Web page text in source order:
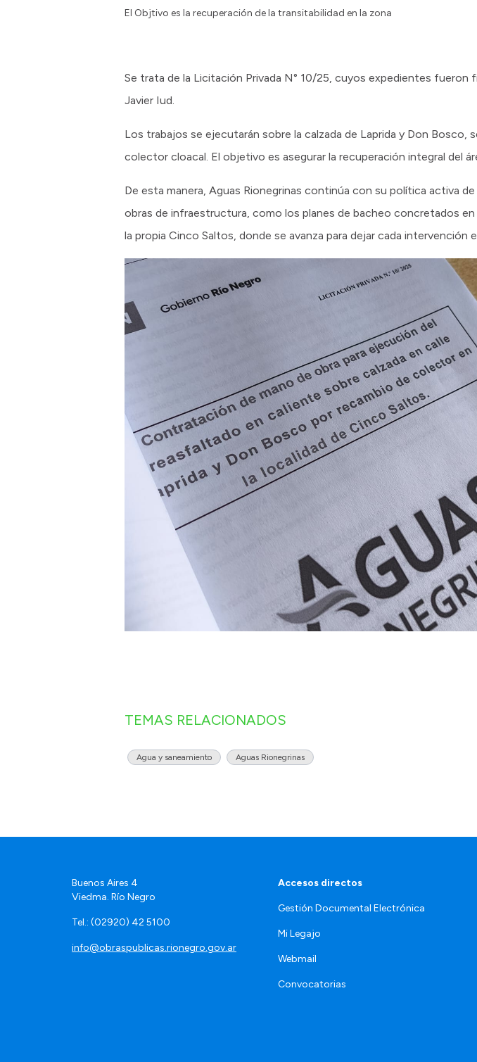
El Objtivo es la recuperación de la transitabilidad en la zona
Se trata de la Licitación Privada N° 10/25, cuyos expedientes fueron
Javier Iud.
Los trabajos se ejecutarán sobre la calzada de Laprida y Don Bosco,
colector cloacal. El objetivo es asegurar la recuperación integral del
De esta manera, Aguas Rionegrinas continúa con su política activa
obras de infraestructura, como los planes de bacheo concretados
la propia Cinco Saltos, donde se avanza para dejar cada intervención
TEMAS RELACIONADOS
Agua y saneamiento Aguas Rionegrinas
Buenos Aires 4
Viedma. Río Negro
Tel.: (02920) 42 5100
info@obraspublicas.rionegro.gov.ar
Accesos directos
Gestión Documental Electrónica
Mi Legajo
Webmail
Convocatorias